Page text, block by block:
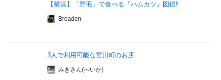
【横浜】「野毛」で食べる『ハムカツ』図鑑‼
Breaden
3人で利用可能な宮川町のお店
みきさん(へいか)